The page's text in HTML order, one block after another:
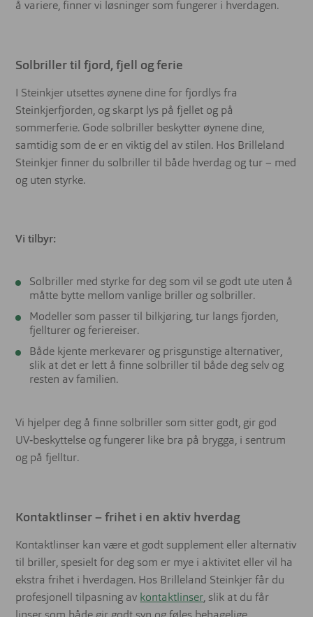
å variere, finner vi løsninger som fungerer i hverdagen.
Solbriller til fjord, fjell og ferie
I Steinkjer utsettes øynene dine for fjordlys fra
Steinkjerfjorden, og skarpt lys på fjellet og på
sommerferie. Gode solbriller beskytter øynene dine,
samtidig som de er en viktig del av stilen. Hos Brilleland
Steinkjer finner du solbriller til både hverdag og tur – med
og uten styrke.
Vi tilbyr:
Solbriller med styrke for deg som vil se godt ute uten å
måtte bytte mellom vanlige briller og solbriller.
Modeller som passer til bilkjøring, tur langs fjorden,
fjellturer og feriereiser.
Både kjente merkevarer og prisgunstige alternativer,
slik at det er lett å finne solbriller til både deg selv og
resten av familien.
Vi hjelper deg å finne solbriller som sitter godt, gir god
UV‑beskyttelse og fungerer like bra på brygga, i sentrum
og på fjelltur.
Kontaktlinser – frihet i en aktiv hverdag
Kontaktlinser kan være et godt supplement eller alternativ
til briller, spesielt for deg som er mye i aktivitet eller vil ha
ekstra frihet i hverdagen. Hos Brilleland Steinkjer får du
profesjonell tilpasning av kontaktlinser, slik at du får